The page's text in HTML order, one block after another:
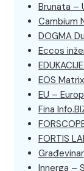
Brunata –
Cambium
DOGMA
Eccos
EOS
EU –
Fina
FORTIS
Innerga –